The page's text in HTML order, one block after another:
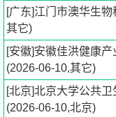
项，其中发明专利
国家知识产权局排行
业第一。现拥有28项
2项、国家技术发明
二、芜湖格力产业园
[广东]江门市澳华生
其它)
[安徽]安徽佳洪健康
(2026-06-10,其它)
[北京]北京大学公共
(2026-06-10,北京)